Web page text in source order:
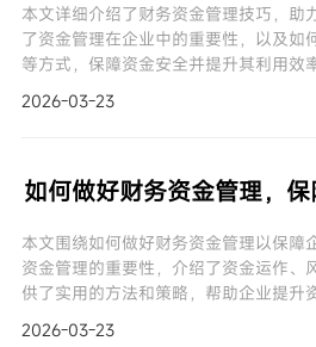
本文详细介绍了财务资金管理技巧，助
了资金管理在企业中的重要性，以及如
等方式，保障资金安全并提升其利用效
2026-03-23
如何做好财务资金管理，
本文围绕如何做好财务资金管理以保障
资金管理的重要性，介绍了资金运作、
供了实用的方法和策略，帮助企业提升
2026-03-23